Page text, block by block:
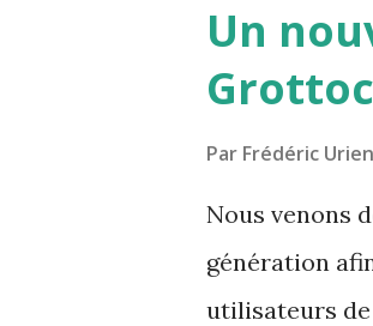
Un
Par Frédéric Urien
Nous venons
génération
utilisateurs